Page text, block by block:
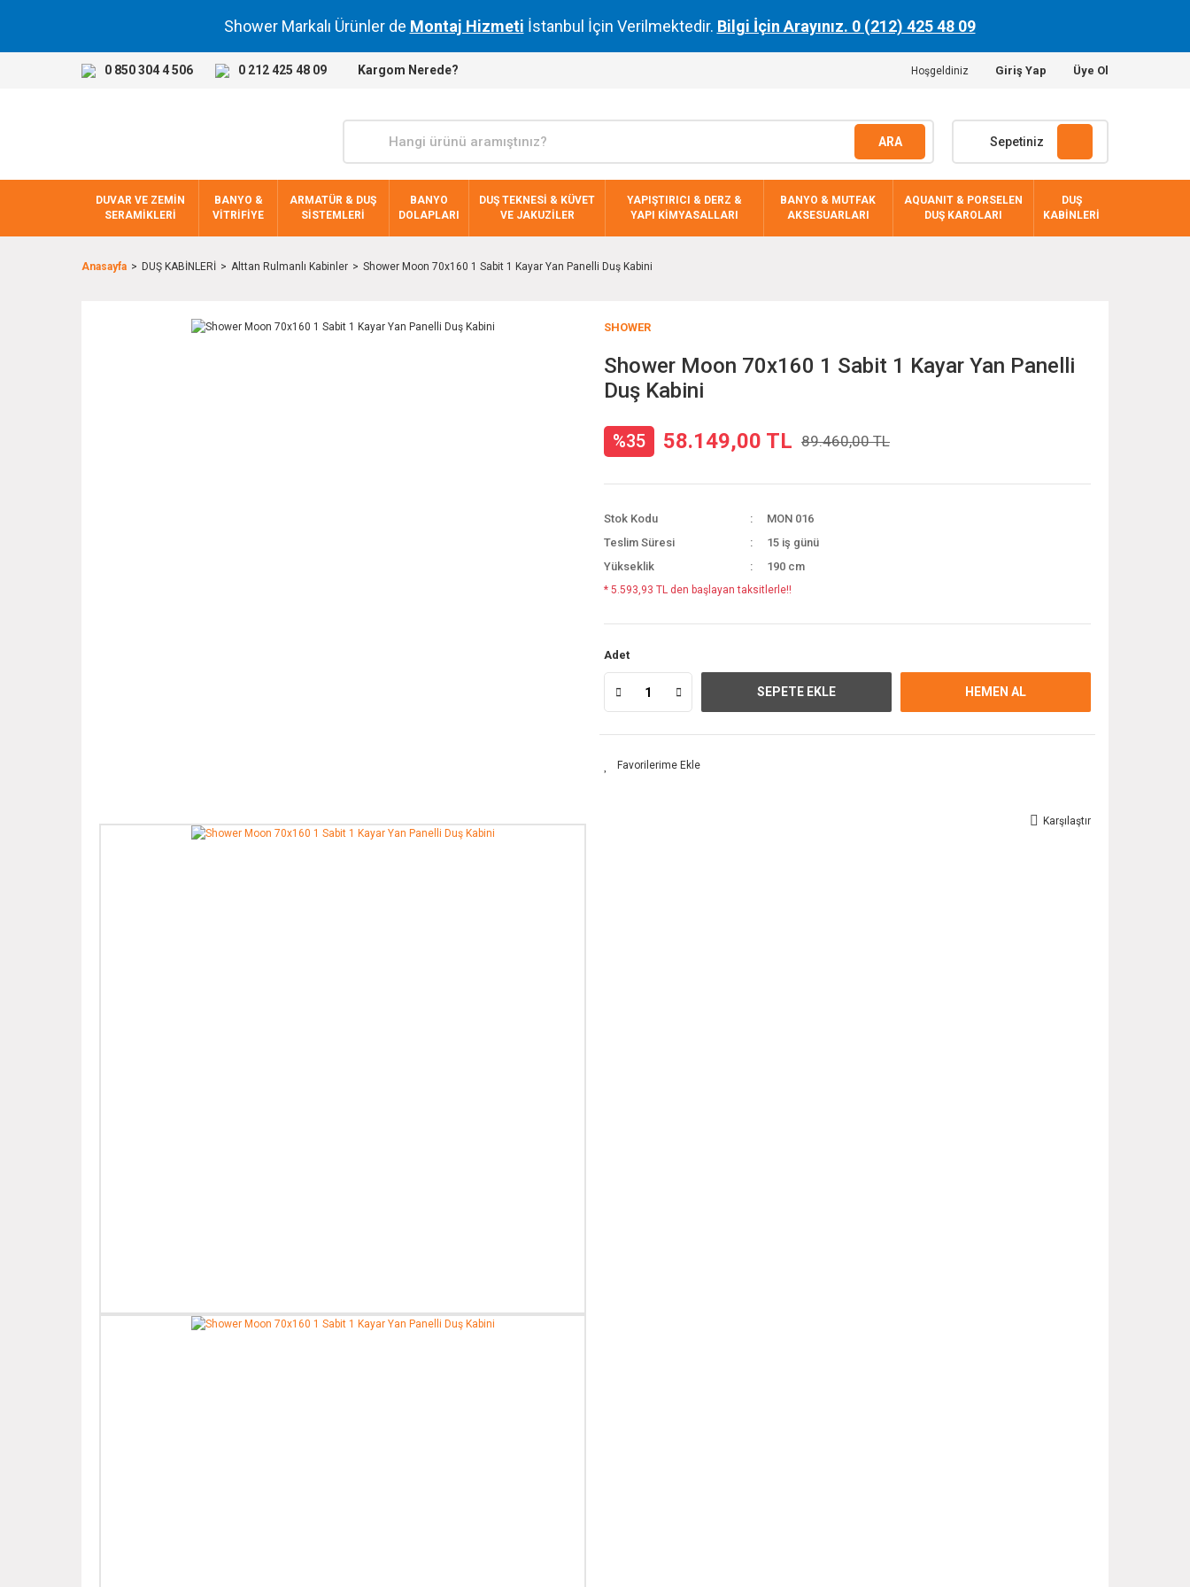
Shower Markalı Ürünler de Montaj Hizmeti İstanbul İçin Verilmektedir. Bilgi İçin Arayınız. 0 (212) 425 48 09
0 850 304 4 506 0 212 425 48 09 Kargom Nerede? Hoşgeldiniz Giriş Yap Üye Ol
ARA Sepetiniz
DUVAR VE ZEMİN
SERAMİKLERİ
BANYO &
VİTRİFİYE
ARMATÜR & DUŞ
SİSTEMLERİ
BANYO
DOLAPLARI
DUŞ TEKNESİ & KÜVET
VE JAKUZİLER
YAPIŞTIRICI & DERZ &
YAPI KİMYASALLARI
BANYO & MUTFAK
AKSESUARLARI
AQUANIT & PORSELEN
DUŞ KAROLARI
DUŞ
KABİNLERİ
Anasayfa DUŞ KABİNLERİ Alttan Rulmanlı Kabinler Shower Moon 70x160 1 Sabit 1 Kayar Yan Panelli Duş Kabini
SHOWER
Shower Moon 70x160 1 Sabit 1 Kayar Yan Panelli
Duş Kabini
%35 58.149,00 TL 89.460,00 TL
Stok Kodu
MON 016
Teslim Süresi
15 iş günü
Yükseklik
190 cm
* 5.593,93 TL den başlayan taksitlerle!!
Adet
SEPETE EKLE HEMEN AL
Karşılaştır